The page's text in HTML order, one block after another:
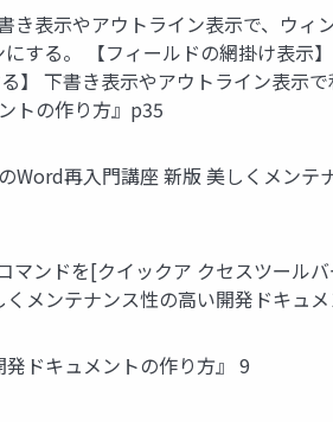
表示やアウトライン表示で、ウィ
する。 【フィールドの網掛け表示
下書き表示やアウトライン表示で
トの作り方』p35
再入門講座 新版 美しくメンテ
マンドを[クイックア クセスツール
メンテナンス性の高い開発ドキュ
ドキュメントの作り方』 9